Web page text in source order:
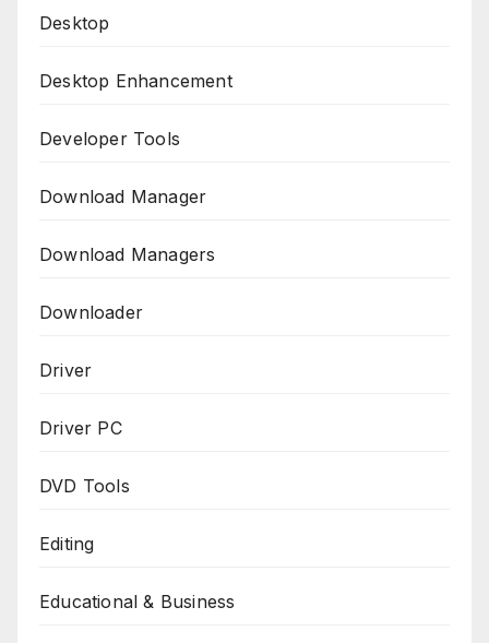
Desktop
Desktop Enhancement
Developer Tools
Download Manager
Download Managers
Downloader
Driver
Driver PC
DVD Tools
Editing
Educational & Business